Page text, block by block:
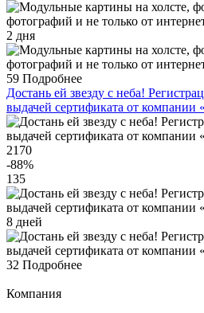
2 дня
59 Подробнее
Достань ей звезду с неба!
выдачей сертификата от компании
2170
-88%
135
8 дней
32 Подробнее
Компания